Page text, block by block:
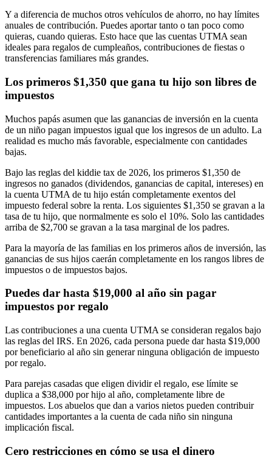
Y a diferencia de muchos otros vehículos de ahorro, no hay límites
anuales de contribución. Puedes aportar tanto o tan poco como
quieras, cuando quieras. Esto hace que las cuentas UTMA sean
ideales para regalos de cumpleaños, contribuciones de fiestas o
transferencias familiares más grandes.
Los primeros $1,350 que gana tu hijo son libres de
impuestos
Muchos papás asumen que las ganancias de inversión en la cuenta
de un niño pagan impuestos igual que los ingresos de un adulto. La
realidad es mucho más favorable, especialmente con cantidades
bajas.
Bajo las reglas del kiddie tax de 2026, los primeros $1,350 de
ingresos no ganados (dividendos, ganancias de capital, intereses) en
la cuenta UTMA de tu hijo están completamente exentos del
impuesto federal sobre la renta. Los siguientes $1,350 se gravan a la
tasa de tu hijo, que normalmente es solo el 10%. Solo las cantidades
arriba de $2,700 se gravan a la tasa marginal de los padres.
Para la mayoría de las familias en los primeros años de inversión, las
ganancias de sus hijos caerán completamente en los rangos libres de
impuestos o de impuestos bajos.
Puedes dar hasta $19,000 al año sin pagar
impuestos por regalo
Las contribuciones a una cuenta UTMA se consideran regalos bajo
las reglas del IRS. En 2026, cada persona puede dar hasta $19,000
por beneficiario al año sin generar ninguna obligación de impuesto
por regalo.
Para parejas casadas que eligen dividir el regalo, ese límite se
duplica a $38,000 por hijo al año, completamente libre de
impuestos. Los abuelos que dan a varios nietos pueden contribuir
cantidades importantes a la cuenta de cada niño sin ninguna
implicación fiscal.
Cero restricciones en cómo se usa el dinero